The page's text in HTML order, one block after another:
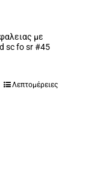
με
sc fo sr #45
Λεπτομέρειες